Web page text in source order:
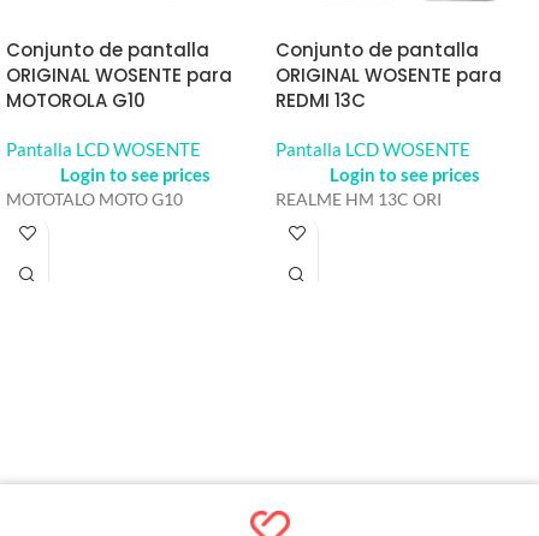
Conjunto de pantalla
ORIGINAL WOSENTE para
MOTOROLA G10
Pantalla LCD WOSENTE
Login to see prices
MOTOTALO MOTO G10
Conjunto de pantalla
ORIGINAL WOSENTE para
REDMI 13C
Pantalla LCD WOSENTE
Login to see prices
REALME HM 13C ORI